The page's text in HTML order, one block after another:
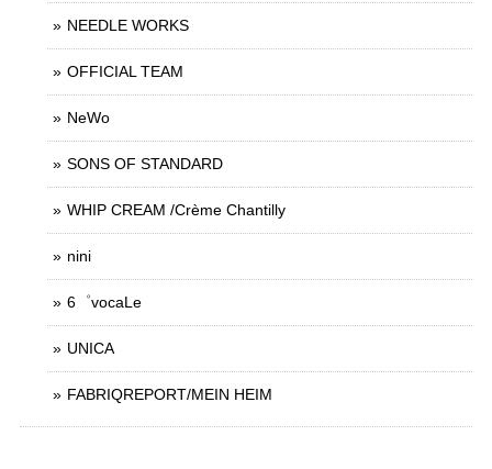
NEEDLE WORKS
OFFICIAL TEAM
NeWo
SONS OF STANDARD
WHIP CREAM /Crème Chantilly
nini
6゜vocaLe
UNICA
FABRIQREPORT/MEIN HEIM